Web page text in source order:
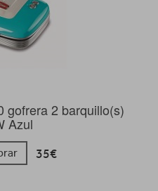
gofrera 2 barquillo(s)
Azul
35€